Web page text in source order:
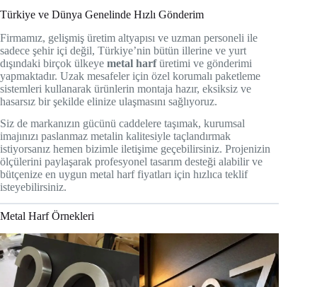
Türkiye ve Dünya Genelinde Hızlı Gönderim
Firmamız, gelişmiş üretim altyapısı ve uzman personeli ile
sadece şehir içi değil, Türkiye’nin bütün illerine ve yurt
dışındaki birçok ülkeye metal harfüretimi ve gönderimi
yapmaktadır. Uzak mesafeler için özel korumalı paketleme
sistemleri kullanarak ürünlerin montaja hazır, eksiksiz ve
hasarsız bir şekilde elinize ulaşmasını sağlıyoruz.
Siz de markanızın gücünü caddelere taşımak, kurumsal
imajınızı paslanmaz metalin kalitesiyle taçlandırmak
istiyorsanız hemen bizimle iletişime geçebilirsiniz. Projenizin
ölçülerini paylaşarak profesyonel tasarım desteği alabilir ve
bütçenize en uygun metal harf fiyatları için hızlıca teklif
isteyebilirsiniz.
Metal Harf Örnekleri